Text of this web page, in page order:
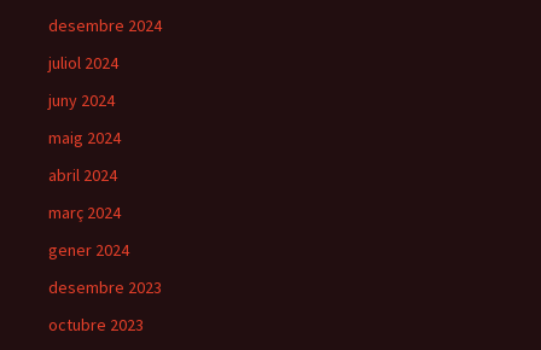
desembre 2024
juliol 2024
juny 2024
maig 2024
abril 2024
març 2024
gener 2024
desembre 2023
octubre 2023